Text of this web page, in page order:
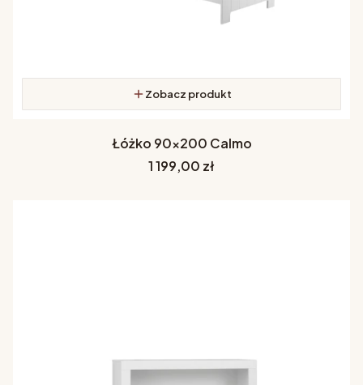
Zobacz produkt
Łóżko 90x200 Calmo
Cena
1 199,00 zł